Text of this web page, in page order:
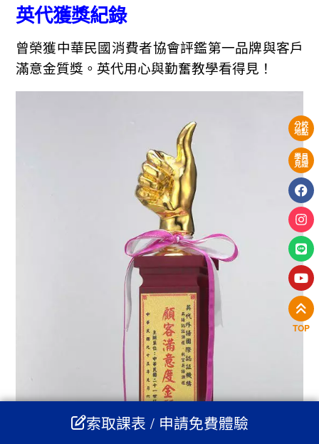
英代獲獎紀錄
曾榮獲中華民國消費者協會評鑑第一品牌與客戶
滿意金質獎。英代用心與勤奮教學看得見！
分校
地點
學員
見證
TOP
索取課表 / 申請免費體驗